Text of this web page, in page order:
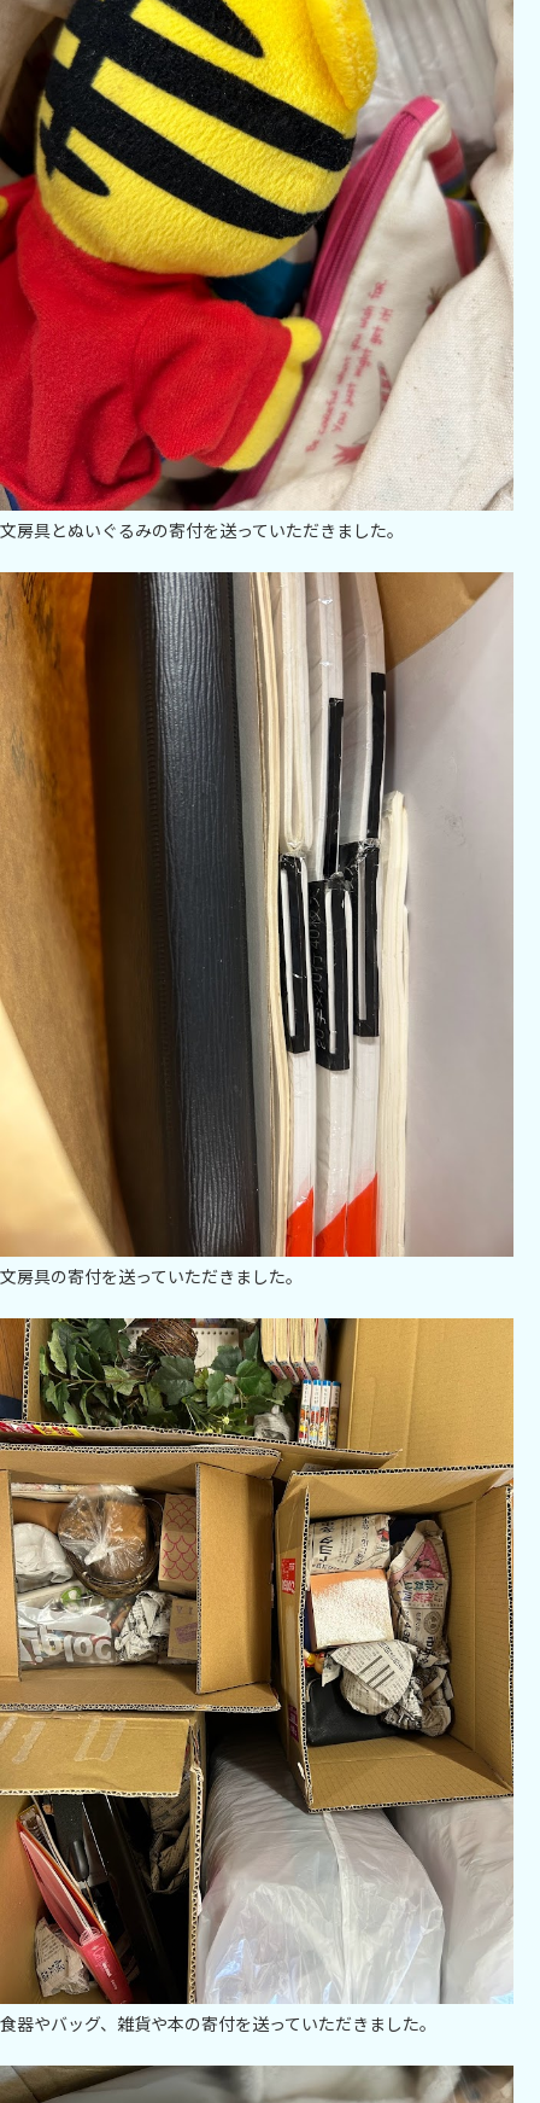
文房具とぬいぐるみの寄付を送っていただきました。
文房具の寄付を送っていただきました。
食器やバッグ、雑貨や本の寄付を送っていただきました。